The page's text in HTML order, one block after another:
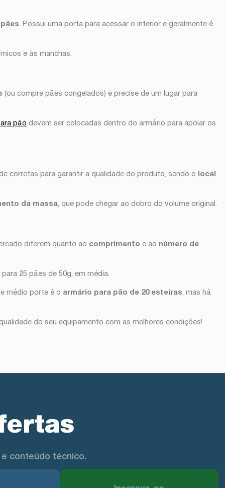
. Possui uma porta para acessar o interior e geralmente é
e às manchas.
(ou compre pães congelados) e precise de um lugar para
pão devem ser colocadas dentro do armário para apoiar os
corretas para garantir a qualidade do produto, sendo o
local
da massa, que pode chegar ao dobro do volume original.
diferem quanto ao comprimento e ao número de
25 pães de 50g, em média.
médio porte é o armário para pão de 20 esteiras , mas há
do seu equipamento com as melhores condições!
conteúdo técnico.